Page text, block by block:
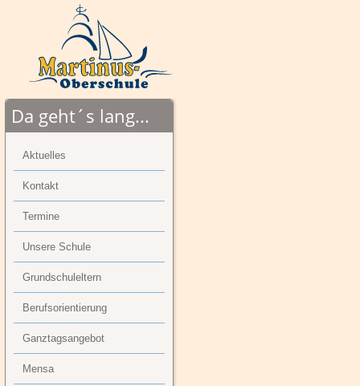
Da geht´s lang...
Aktuelles
Kontakt
Termine
Unsere Schule
Grundschuleltern
Berufsorientierung
Ganztagsangebot
Mensa